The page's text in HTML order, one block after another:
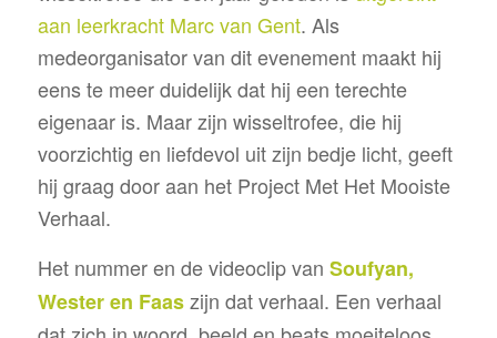
aan leerkracht Marc van Gent. Als
medeorganisator van dit evenement maakt hij
eens te meer duidelijk dat hij een terechte
eigenaar is. Maar zijn wisseltrofee, die hij
voorzichtig en liefdevol uit zijn bedje licht, geeft
hij graag door aan het Project Met Het Mooiste
Verhaal.
Het nummer en de videoclip van Soufyan,
Wester en Faaszijn dat verhaal. Een verhaal